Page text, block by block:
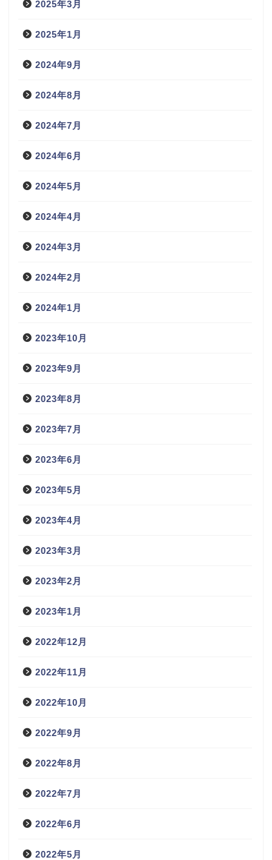
2025年3月
2025年1月
2024年9月
2024年8月
2024年7月
2024年6月
2024年5月
2024年4月
2024年3月
2024年2月
2024年1月
2023年10月
2023年9月
2023年8月
2023年7月
2023年6月
2023年5月
2023年4月
2023年3月
2023年2月
2023年1月
2022年12月
2022年11月
2022年10月
2022年9月
2022年8月
2022年7月
2022年6月
2022年5月